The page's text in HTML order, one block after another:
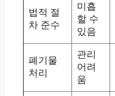
법적 절
차 준수
미흡
할 수
있음
폐기물
처리
관리
어려
움